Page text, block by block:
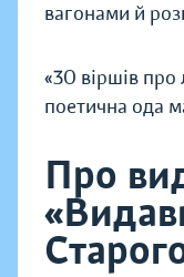
вагонами й
«30 віршів про
поетична ода
Про